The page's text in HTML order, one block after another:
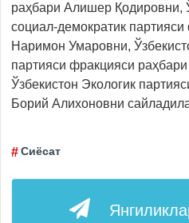
раҳбари Алишер Қодировни,
социал-демократик
Наримон Умаровни,
партияси фракцияси
Ўзбекистон Экологик
Борий Алихоновни
Сиёсат